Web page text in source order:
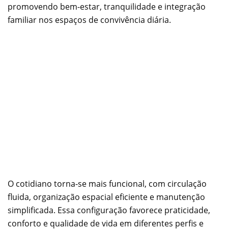
promovendo bem-estar, tranquilidade e integração
familiar nos espaços de convivência diária.
O cotidiano torna-se mais funcional, com circulação
fluida, organização espacial eficiente e manutenção
simplificada. Essa configuração favorece praticidade,
conforto e qualidade de vida em diferentes perfis e